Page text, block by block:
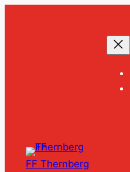
FF Thernberg